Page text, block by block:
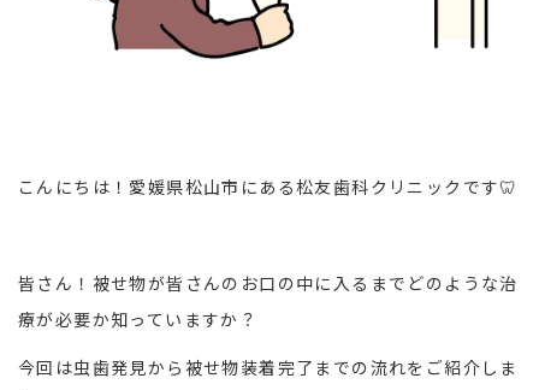
こんにちは！愛媛県松山市にある松友歯科クリニックです🦷
皆さん！被せ物が皆さんのお口の中に入るまでどのような治
療が必要か知っていますか？
今回は虫歯発見から被せ物装着完了までの流れをご紹介しま